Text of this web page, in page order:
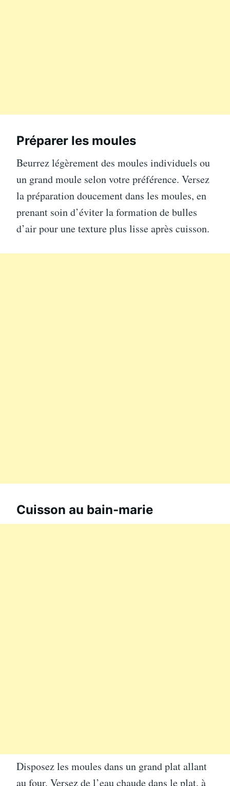
Préparer les moules
Beurrez légèrement des moules individuels ou
un grand moule selon votre préférence. Versez
la préparation doucement dans les moules, en
prenant soin d’éviter la formation de bulles
d’air pour une texture plus lisse après cuisson.
Cuisson au bain-marie
Disposez les moules dans un grand plat allant
au four. Versez de l’eau chaude dans le plat, à